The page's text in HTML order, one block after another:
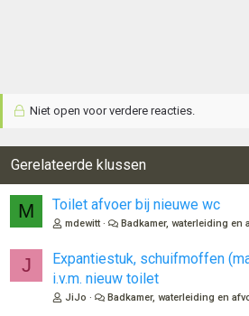
Niet open voor verdere reacties.
Gerelateerde klussen
M Toilet afvoer bij nieuwe wc
mdewitt Badkamer, waterleiding en
J
Expantiestuk, schuifmoffen
i.v.m. nieuw toilet
JiJo Badkamer, waterleiding en